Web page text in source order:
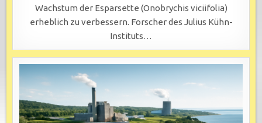
Wachstum der Esparsette (Onobrychis viciifolia)
erheblich zu verbessern. Forscher des Julius Kühn-
Instituts…